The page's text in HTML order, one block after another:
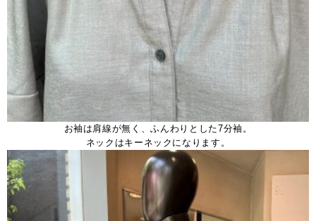
お袖は肩線が無く、ふんわりとした7分袖。
ネックはキーネックになります。